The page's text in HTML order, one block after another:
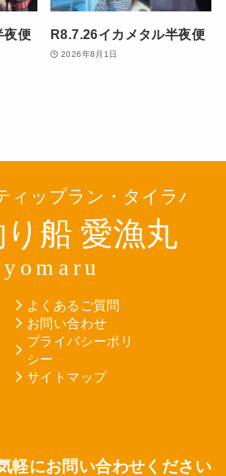
夜便 R8.7.26イカメタル半夜便
2026年8月1日
よくあるご質問
お問い合わせ
プライバシーポリ
シー
サイトマップ
軽にお問い合わせください